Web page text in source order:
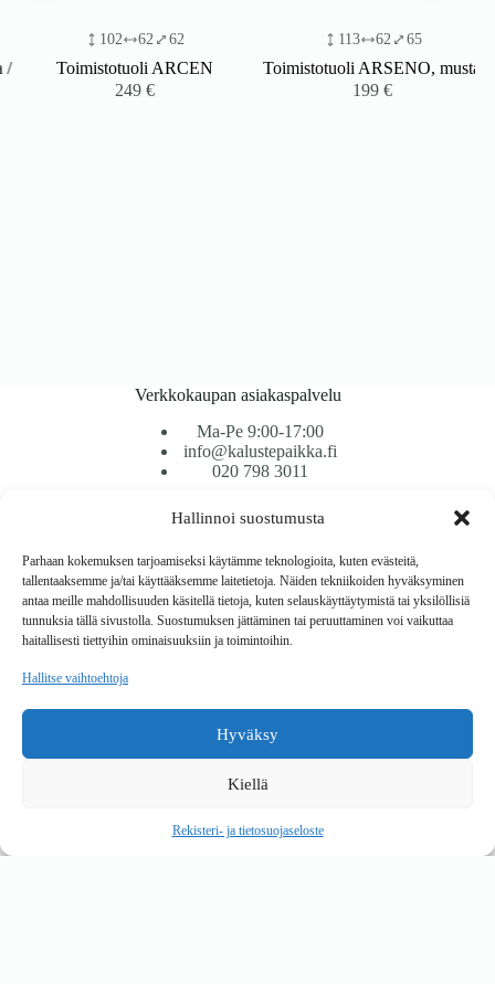
Hallinnoi suostumusta
Parhaan kokemuksen tarjoamiseksi käytämme teknologioita, kuten evästeitä,
tallentaaksemme ja/tai käyttääksemme laitetietoja. Näiden tekniikoiden hyväksyminen
antaa meille mahdollisuuden käsitellä tietoja, kuten selauskäyttäytymistä tai yksilöllisiä
tunnuksia tällä sivustolla. Suostumuksen jättäminen tai peruuttaminen voi vaikuttaa
haitallisesti tiettyihin ominaisuuksiin ja toimintoihin.
Hallitse vaihtoehtoja
Hyväksy
Kiellä
Rekisteri- ja tietosuojaseloste
102 62 62
Toimistotuoli ARCEN
249€
113 62 65
Toimistotuoli ARSENO, musta
199€
Verkkokaupan asiakaspalvelu
Ma-Pe 9:00-17:00
info@kalustepaikka.fi
020 798 3011
Tavarantoimitus / Maksutavat
Toimitustavat
Maksutavat
Vaihto ja palautus
Reklamaatiot
Copyright © 2026 Kalustepaikka